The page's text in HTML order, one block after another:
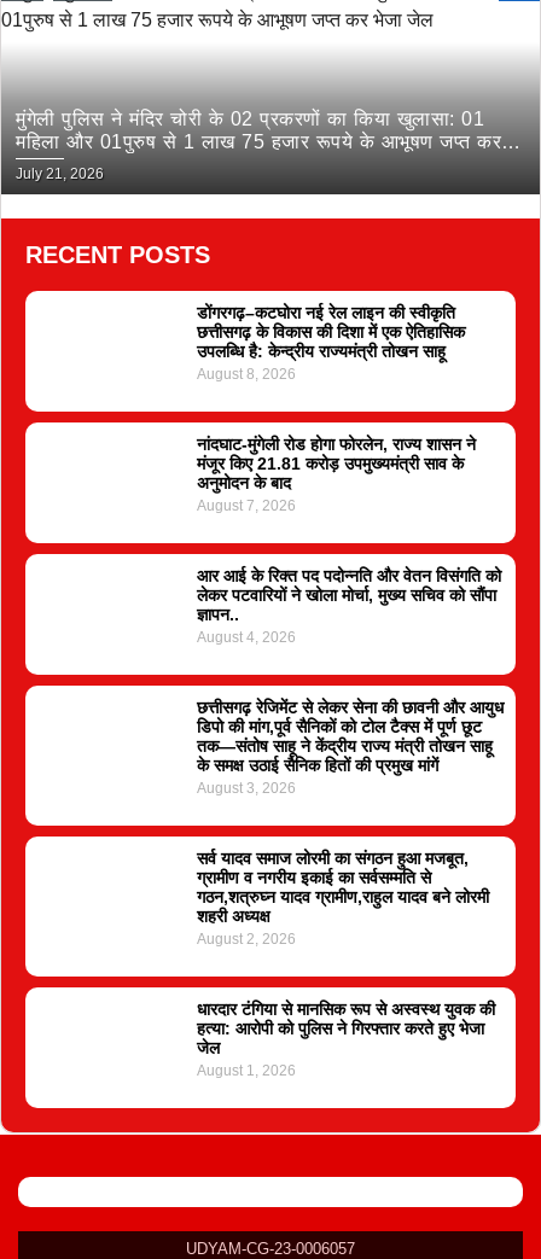
मुंगेली पुलिस ने मंदिर चोरी के 02 प्रकरणों का किया खुलासा: 01
महिला और 01पुरुष से 1 लाख 75 हजार रूपये के आभूषण जप्त कर
भेजा जेल
July 21, 2026
RECENT POSTS
डोंगरगढ़–कटघोरा नई रेल लाइन की स्वीकृति
छत्तीसगढ़ के विकास की दिशा में एक ऐतिहासिक
उपलब्धि है: केन्द्रीय राज्यमंत्री तोखन साहू
August 8, 2026
नांदघाट-मुंगेली रोड होगा फोरलेन, राज्य शासन ने
मंजूर किए 21.81 करोड़ उपमुख्यमंत्री साव के
अनुमोदन के बाद
August 7, 2026
आर आई के रिक्त पद पदोन्नति और वेतन विसंगति को
लेकर पटवारियों ने खोला मोर्चा, मुख्य सचिव को सौंपा
ज्ञापन..
August 4, 2026
छत्तीसगढ़ रेजिमेंट से लेकर सेना की छावनी और आयुध
डिपो की मांग,पूर्व सैनिकों को टोल टैक्स में पूर्ण छूट
तक—संतोष साहू ने केंद्रीय राज्य मंत्री तोखन साहू
के समक्ष उठाई सैनिक हितों की प्रमुख मांगें
August 3, 2026
सर्व यादव समाज लोरमी का संगठन हुआ मजबूत,
ग्रामीण व नगरीय इकाई का सर्वसम्मति से
गठन,शत्रुघ्न यादव ग्रामीण,राहुल यादव बने लोरमी
शहरी अध्यक्ष
August 2, 2026
धारदार टंगिया से मानसिक रूप से अस्वस्थ युवक की
हत्या: आरोपी को पुलिस ने गिरफ्तार करते हुए भेजा
जेल
August 1, 2026
UDYAM-CG-23-0006057